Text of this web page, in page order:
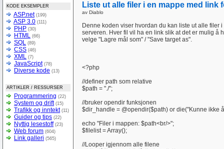
KODE EKSEMPLER
ASP.net (199)
ASP 3.0 (111)
PHP (30)
HTML (66)
SQL (89)
CSS (46)
XML (7)
JavaScript (78)
Diverse kode (13)
ARTIKLER / RESSURSER
Programmering (22)
System og drift (15)
Trafikk og inntekt (11)
Guider og tips (22)
Nyttig lesestoff (23)
Web forum (604)
Link galleri (565)
Liste ut alle filer i en mappe med link
av Diablo
Denne koden viser hvordan du kan liste ut alle filer
serveren. Hver fil vil ha en link slik at det er mulig å
velge "Lagre mål som" / "Save target as".
<?php
//definer path som relative
$path = "./";
//bruker opendir funksjonen
$dir_handle = @opendir($path) or die("Kunne ikke
echo "Filer i mappen: $path<br/>";
$filelist = Array();
//Looper igjennom alle filene